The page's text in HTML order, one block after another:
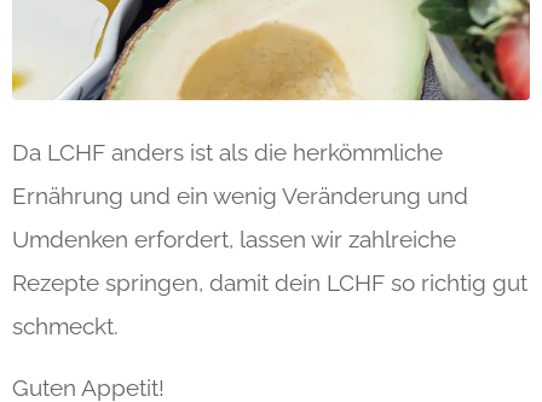
Da LCHF anders ist als die herkömmliche
Ernährung und ein wenig Veränderung und
Umdenken erfordert, lassen wir zahlreiche
Rezepte springen, damit dein LCHF so richtig gut
schmeckt.
Guten Appetit!